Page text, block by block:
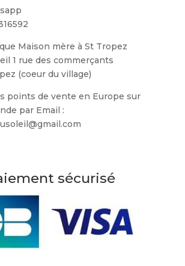
Maison mère à St Tropez
1 rue des commerçants
(coeur du village)
points de vente en Europe sur
par Email :
sécurisé